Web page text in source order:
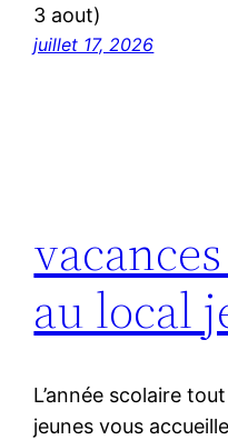
3 aout)
juillet 17, 2026
au local
L’année scolaire
jeunes vous